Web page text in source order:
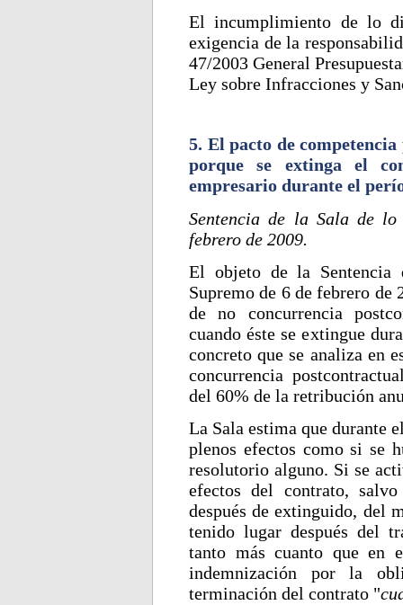
El incumplimiento de lo
exigencia de la
47/2003 General
Ley sobre Infracciones y
5. El pacto de
porque se extinga el
empresario durante el
Sentencia de la Sala de
febrero de 2009.
El objeto de la
Supremo de 6 de febrero de
de no concurrencia
cuando éste se extingue
concreto que se analiza en
concurrencia
del 60% de la retribución
La Sala estima que durante
plenos efectos como si se
resolutorio alguno. Si se
efectos del contrato, salvo
después de extinguido, del
tenido lugar después del
tanto más cuanto que en
indemnización por la
terminación del contrato "